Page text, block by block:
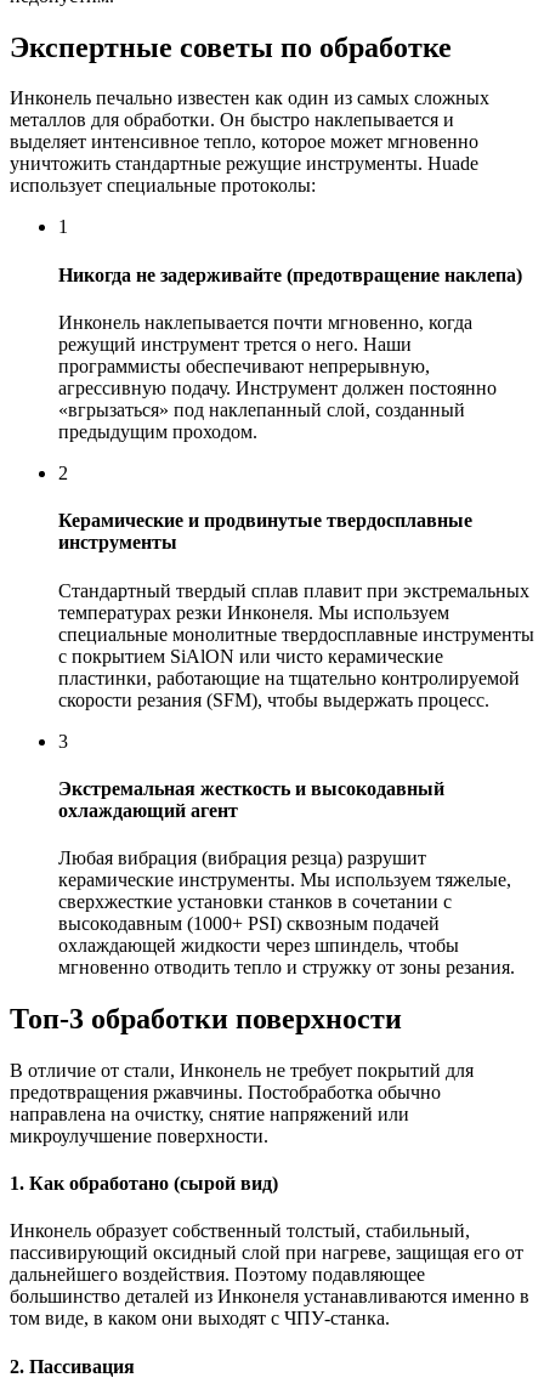
Экспертные советы по обработке
Инконель печально известен как один из самых сложных
металлов для обработки. Он быстро наклепывается и
выделяет интенсивное тепло, которое может мгновенно
уничтожить стандартные режущие инструменты. Huade
использует специальные протоколы:
1
Никогда не задерживайте (предотвращение наклепа)
Инконель наклепывается почти мгновенно, когда
режущий инструмент трется о него. Наши
программисты обеспечивают непрерывную,
агрессивную подачу. Инструмент должен постоянно
«вгрызаться» под наклепанный слой, созданный
предыдущим проходом.
2
Керамические и продвинутые твердосплавные
инструменты
Стандартный твердый сплав плавит при экстремальных
температурах резки Инконеля. Мы используем
специальные монолитные твердосплавные инструменты
с покрытием SiAlON или чисто керамические
пластинки, работающие на тщательно контролируемой
скорости резания (SFM), чтобы выдержать процесс.
3
Экстремальная жесткость и высокодавный
охлаждающий агент
Любая вибрация (вибрация резца) разрушит
керамические инструменты. Мы используем тяжелые,
сверхжесткие установки станков в сочетании с
высокодавным (1000+ PSI) сквозным подачей
охлаждающей жидкости через шпиндель, чтобы
мгновенно отводить тепло и стружку от зоны резания.
Топ-3 обработки поверхности
В отличие от стали, Инконель не требует покрытий для
предотвращения ржавчины. Постобработка обычно
направлена на очистку, снятие напряжений или
микроулучшение поверхности.
1. Как обработано (сырой вид)
Инконель образует собственный толстый, стабильный,
пассивирующий оксидный слой при нагреве, защищая его от
дальнейшего воздействия. Поэтому подавляющее
большинство деталей из Инконеля устанавливаются именно в
том виде, в каком они выходят с ЧПУ-станка.
2. Пассивация